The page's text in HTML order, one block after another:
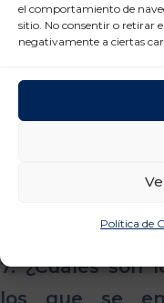
el comportamiento de
sitio. No consentir o retirar
negativamente a ciertas
Política de
Internet de las
Cloud
7. ¿Cuáles son
los que se